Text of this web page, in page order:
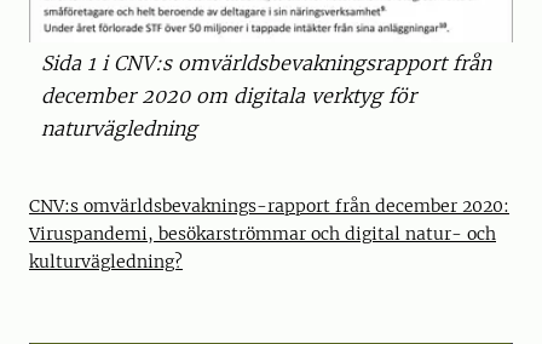
Sida 1 i CNV:s omvärldsbevakningsrapport från
december 2020 om digitala verktyg för
naturvägledning
CNV:s omvärldsbevaknings-rapport från december 2020:
Viruspandemi, besökarströmmar och digital natur- och
kulturvägledning?